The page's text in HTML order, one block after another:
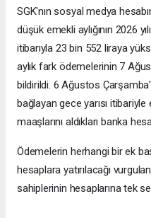
SGK'nın sosyal medya
düşük emekli aylığının 2026
itibarıyla 23 bin 552 liraya
aylık fark ödemelerinin 7
bildirildi. 6 Ağustos
bağlayan gece yarısı
maaşlarını aldıkları banka
Ödemelerin herhangi bir ek
hesaplara yatırılacağı
sahiplerinin hesaplarına tek